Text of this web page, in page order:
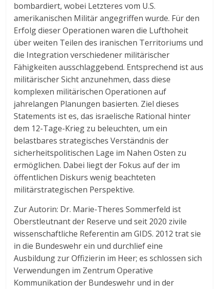
bombardiert, wobei Letzteres vom U.S.
amerikanischen Militär angegriffen wurde. Für den
Erfolg dieser Operationen waren die Lufthoheit
über weiten Teilen des iranischen Territoriums und
die Integration verschiedener militärischer
Fähigkeiten ausschlaggebend. Entsprechend ist aus
militärischer Sicht anzunehmen, dass diese
komplexen militärischen Operationen auf
jahrelangen Planungen basierten. Ziel dieses
Statements ist es, das israelische Rational hinter
dem 12-Tage-Krieg zu beleuchten, um ein
belastbares strategisches Verständnis der
sicherheitspolitischen Lage im Nahen Osten zu
ermöglichen. Dabei liegt der Fokus auf der im
öffentlichen Diskurs wenig beachteten
militärstrategischen Perspektive.
Zur Autorin: Dr. Marie-Theres Sommerfeld ist
Oberstleutnant der Reserve und seit 2020 zivile
wissenschaftliche Referentin am GIDS. 2012 trat sie
in die Bundeswehr ein und durchlief eine
Ausbildung zur Offizierin im Heer; es schlossen sich
Verwendungen im Zentrum Operative
Kommunikation der Bundeswehr und in der